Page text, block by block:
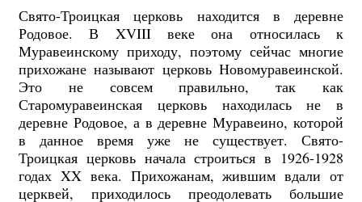
Свято-Троицкая церковь находится в деревне
Родовое. В XVIII веке она относилась к
Муравеинскому приходу, поэтому сейчас многие
прихожане называют церковь Новомуравеинской.
Это не совсем правильно, так как
Старомуравеинская церковь находилась не в
деревне Родовое, а в деревне Муравеино, которой
в данное время уже не существует. Свято-
Троицкая церковь начала строиться в 1926-1928
годах XX века. Прихожанам, жившим вдали от
церквей, приходилось преодолевать большие